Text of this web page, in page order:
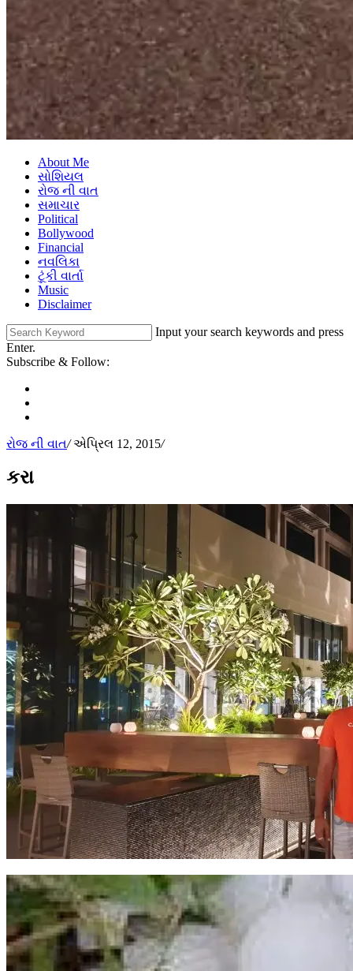
About Me
સોશિયલ
રોજ ની વાત
સમાચાર
Political
Bollywood
Financial
નવલિકા
ટૂંકી વાર્તા
Music
Disclaimer
Input your search keywords and press
Enter.
Subscribe & Follow:
રોજ ની વાત/એપ્રિલ 12, 2015/
કરા